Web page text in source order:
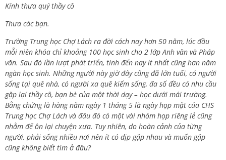
Kính thưa quý thầy cô
Thưa các bạn.
Trường Trung học Chợ Lách ra đời cách nay hơn 50 năm, lúc đầu
mỗi niên khóa chỉ khoảng 100 học sinh cho 2 lớp Anh văn và Pháp
văn. Sau đó lần lượt phát triển, tính đến nay ít nhất cũng hơn năm
ngàn học sinh. Những người này giờ đây cũng đã lớn tuổi, có người
sống tại quê nhà, có người xa quê kiếm sống, đa số đều có nhu cầu
gặp lại thầy cô, bạn bè của một thời dạy – học dưới mái trường.
Bằng chứng là hàng năm ngày 1 tháng 5 là ngày họp mặt của CHS
Trung học Chợ Lách và đâu đó có một vài nhóm họp riêng lẻ cũng
nhằm để ôn lại chuyện xưa. Tuy nhiên, do hoàn cảnh của từng
người, phải sống nhiều nơi nên ít có dịp gặp nhau và muốn gặp
cũng không biết tìm ở đâu?